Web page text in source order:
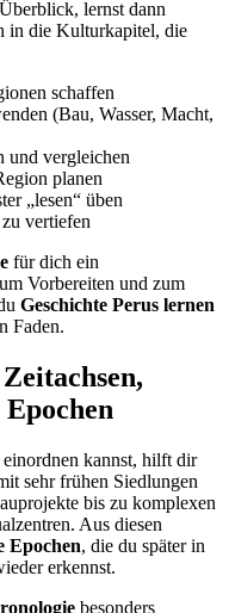
lernst dann
in die Kulturkapitel, die
schaffen
(Bau, Wasser, Macht,
und vergleichen
planen
„lesen“ üben
vertiefen
für dich ein
Vorbereiten und zum
Geschichte Perus lernen
Faden.
kannst, hilft dir
sehr frühen Siedlungen
bis zu komplexen
Aus diesen
Epochen, die du später in
erkennst.
besonders